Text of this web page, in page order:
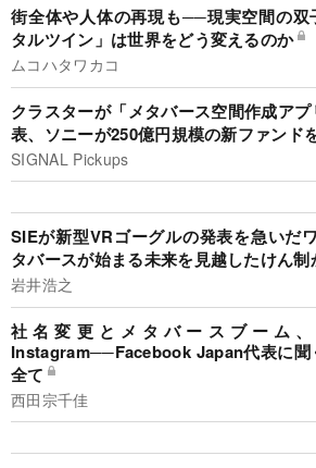
街全体や人体の再現も──現実空間の双
タルツイン」は世界をどう変えるのか
ムコハタワカコ
クラスターが「メタバース空間作成ア
表、ソニーが250億円規模の新ファンド
SIGNAL Pickups
SIEが新型VRゴーグルの発表を急いだ
タバースが始まる未来を見越したけん制
岩井浩之
社名変更とメタバースブーム
Instagram──Facebook Japan代表に聞
全て
西田宗千佳